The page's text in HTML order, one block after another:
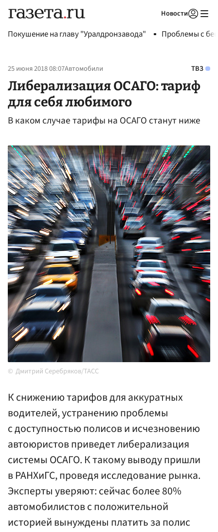
Новости
Покушение на главу "Уралдронзавода" Проблемы с
25 июня 2018 08:07Автомобили ТВЗ
Либерализация ОСАГО: тариф
для себя любимого
В каком случае тарифы на ОСАГО станут ниже
Дмитрий Серебряков/ТАСС
К снижению тарифов для аккуратных
водителей, устранению проблемы
с доступностью полисов и исчезновению
автоюристов приведет либерализация
системы ОСАГО. К такому выводу пришли
в РАНХиГС, проведя исследование рынка.
Эксперты уверяют: сейчас более 80%
автомобилистов с положительной
историей вынуждены платить за полис